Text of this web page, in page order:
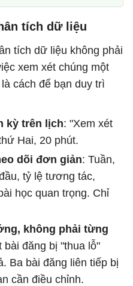
tích dữ liệu
tích dữ liệu không phải
xem xét chúng một
cách để bạn duy trì
kỳ trên lịch: "Xem xét
Hai, 20 phút.
dõi đơn giản: Tuần,
tỷ lệ tương tác,
học quan trọng. Chỉ
không phải từng
bài đăng bị "thua lỗ"
Ba bài đăng liên tiếp bị
cần điều chỉnh.